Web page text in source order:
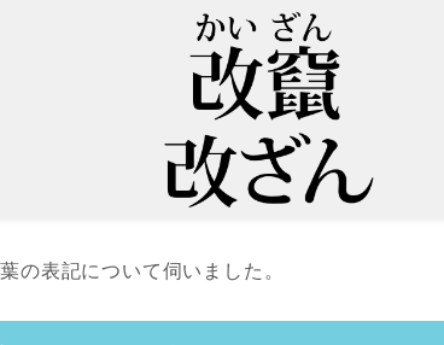
の表記について伺いました。